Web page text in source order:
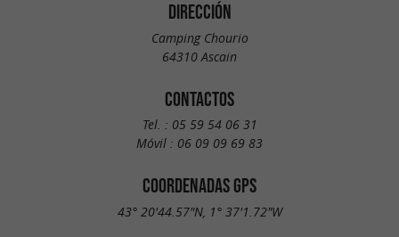
DIRECCIÓN
Camping Chourio
64310 Ascain
CONTACTOS
Tel. : 05 59 54 06 31
Móvil : 06 09 09 69 83
COORDENADAS GPS
43° 20'44.57"N, 1° 37'1.72"W